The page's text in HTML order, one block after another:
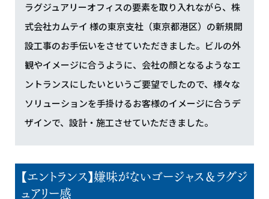
ラグジュアリーオフィスの要素を取り入れながら、株
式会社カムテイ 様の東京支社（東京都港区）の新規開
設工事のお手伝いをさせていただきました。ビルの外
観やイメージに合うように、会社の顔となるようなエ
ントランスにしたいというご要望でしたので、様々な
ソリューションを手掛けるお客様のイメージに合うデ
ザインで、設計・施工させていただきました。
【エントランス】嫌味がないゴージャス＆ラグジ
ュアリー感